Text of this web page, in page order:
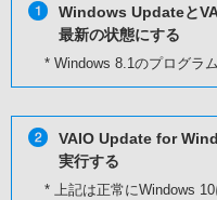
Windows Updateと
最新の状態にする
* Windows 8.1のプログラ
VAIO Update for
実行する
* 上記は正常にWindows